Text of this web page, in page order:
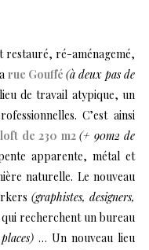
restauré, ré-aménagemé,
rue Gouffé (à deux pas de
de travail atypique, un
C’est ainsi
loft de 230 m2 (+ 90m2 de
apparente, métal et
naturelle. Le nouveau
(graphistes, designers,
qui recherchent un bureau
… Un nouveau lieu